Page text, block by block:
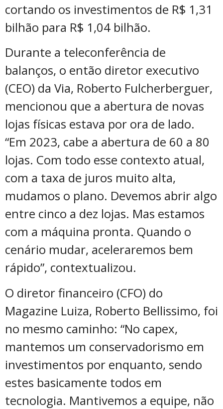
cortando os investimentos de R$ 1,31
bilhão para R$ 1,04 bilhão.
Durante a teleconferência de
balanços, o então diretor executivo
(CEO) da Via, Roberto Fulcherberguer,
mencionou que a abertura de novas
lojas físicas estava por ora de lado.
“Em 2023, cabe a abertura de 60 a 80
lojas. Com todo esse contexto atual,
com a taxa de juros muito alta,
mudamos o plano. Devemos abrir algo
entre cinco a dez lojas. Mas estamos
com a máquina pronta. Quando o
cenário mudar, aceleraremos bem
rápido”, contextualizou.
O diretor financeiro (CFO) do
Magazine Luiza, Roberto Bellissimo, foi
no mesmo caminho: “No capex,
mantemos um conservadorismo em
investimentos por enquanto, sendo
estes basicamente todos em
tecnologia. Mantivemos a equipe, não